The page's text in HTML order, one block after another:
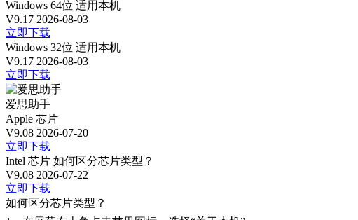
Windows 64位 适用本机
V9.17 2026-08-03
立即下载
Windows 32位 适用本机
V9.17 2026-08-03
立即下载
爱思助手
Apple 芯片
V9.08 2026-07-20
立即下载
Intel 芯片 如何区分芯片类型？
V9.08 2026-07-22
立即下载
如何区分芯片类型？